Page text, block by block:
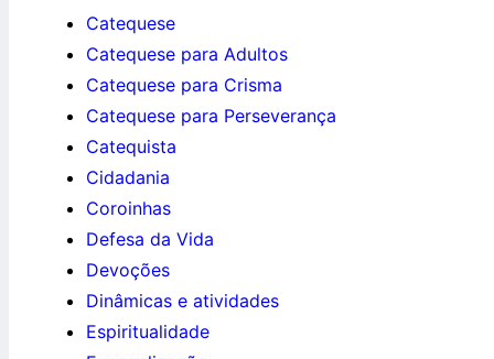
Catequese
Catequese para Adultos
Catequese para Crisma
Catequese para Perseverança
Catequista
Cidadania
Coroinhas
Defesa da Vida
Devoções
Dinâmicas e atividades
Espiritualidade